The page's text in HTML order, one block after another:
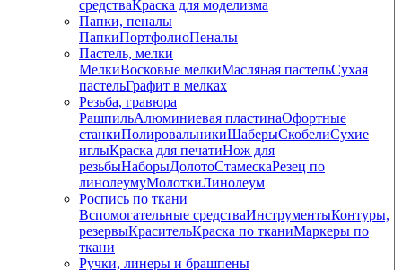
средстваКраска для моделизма
Папки, пеналы
ПапкиПортфолиоПеналы
Пастель, мелки
МелкиВосковые мелкиМасляная пастельСухая
пастельГрафит в мелках
Резьба, гравюра
РашпильАлюминиевая пластинаОфортные
станкиПолировальникиШаберыСкобелиСухие
иглыКраска для печатиНож для
резьбыНаборыДолотоСтамескаРезец по
линолеумуМолоткиЛинолеум
Роспись по ткани
Вспомогательные средстваИнструментыКонтуры,
резервыКрасительКраска по тканиМаркеры по
ткани
Ручки, линеры и брашпены